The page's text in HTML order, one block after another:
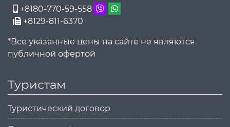
+8180-770-59-558
+8129-811-6370
*Все указанные цены на сайте не являются
публичной офертой
Туристам
Туристический договор